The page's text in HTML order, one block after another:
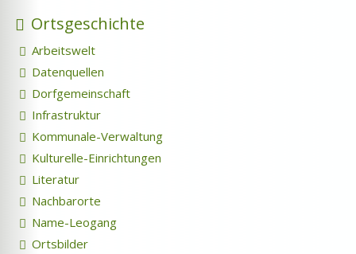
Ortsgeschichte
Arbeitswelt
Datenquellen
Dorfgemeinschaft
Infrastruktur
Kommunale-Verwaltung
Kulturelle-Einrichtungen
Literatur
Nachbarorte
Name-Leogang
Ortsbilder